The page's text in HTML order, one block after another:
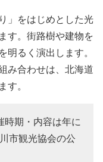
」をはじめとした光
す。街路樹や建物を
るく演出します。
み合わせは、北海道
。
時期・内容は年に
市観光協会の公